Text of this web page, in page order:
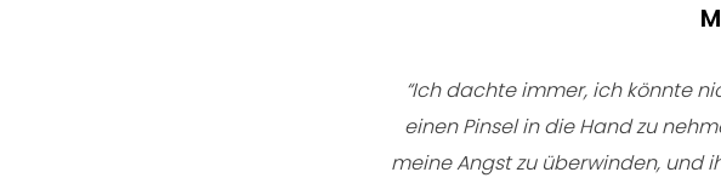
“Ich dachte immer, ich könnte
einen Pinsel in die Hand zu
meine Angst zu überwinden, und